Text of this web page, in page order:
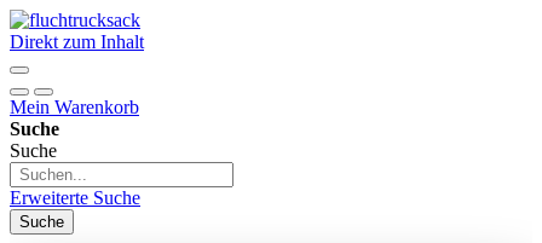
Direkt zum Inhalt
Mein Warenkorb
Suche
Suche
Erweiterte Suche
Suche